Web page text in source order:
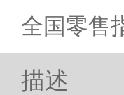
全国零售
描述